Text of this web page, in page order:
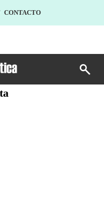
CONTACTO